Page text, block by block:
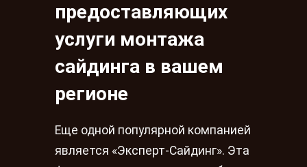
предоставляющих
услуги монтажа
сайдинга в вашем
регионе
Еще одной популярной компанией
является «Эксперт-Сайдинг». Эта